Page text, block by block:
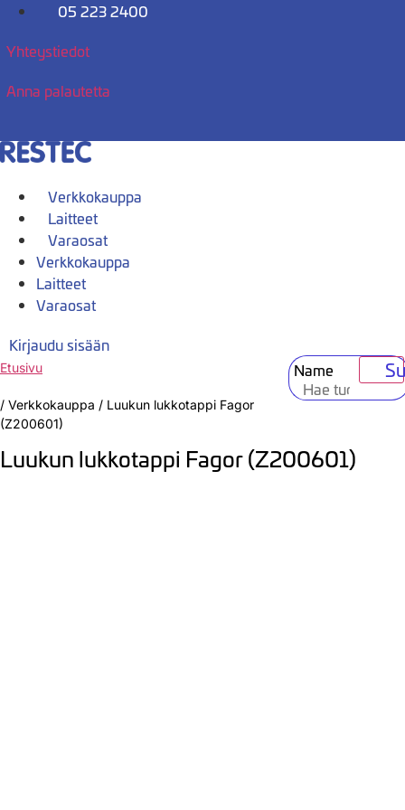
Mene
05 223 2400
Yhteystiedot
Anna palautetta
Verkkokauppa
Laitteet
Varaosat
Verkkokauppa
Laitteet
Varaosat
Kirjaudu sisään
Name
Etusivu
/ Verkkokauppa / Luukun lukkotappi Fagor
(Z200601)
Luukun lukkotappi Fagor (Z200601)